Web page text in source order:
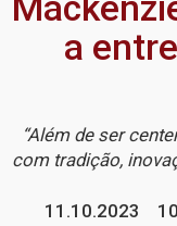
a
“Além de ser
com tradição,
11.10.2023